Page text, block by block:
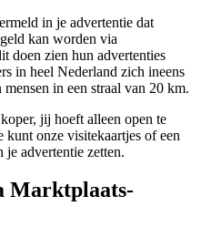
in je advertentie dat
kan worden via
doen zien hun advertenties
in heel Nederland zich ineens
in een straal van 20 km.
jij hoeft alleen open te
kunt onze visitekaartjes of een
advertentie zetten.
Marktplaats-